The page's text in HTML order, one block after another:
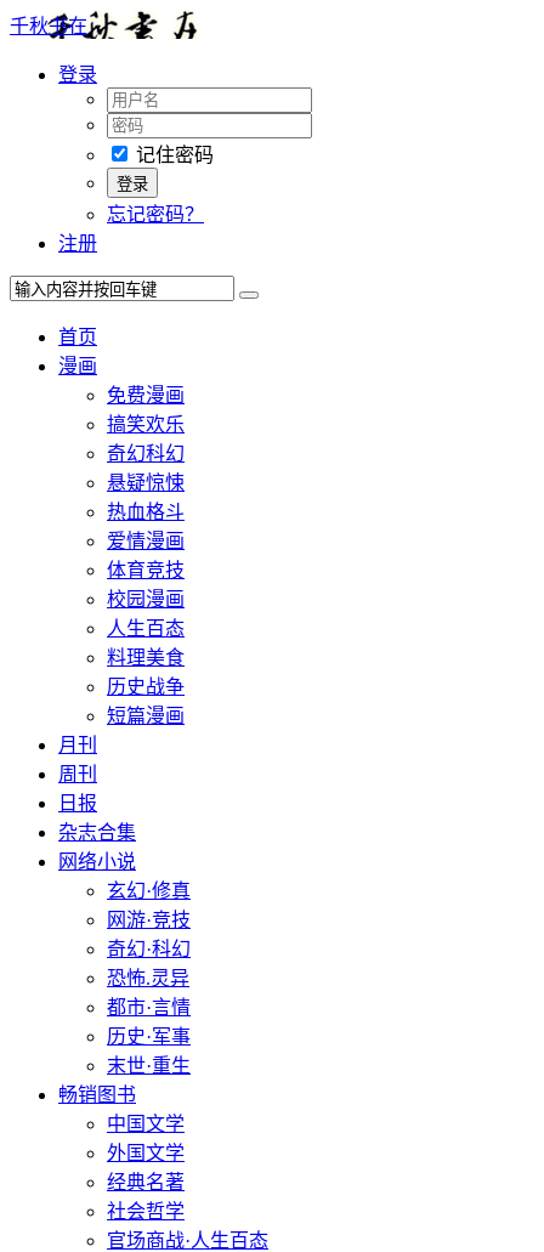
千秋书在
登录
记住密码
忘记密码？
注册
首页
漫画
免费漫画
搞笑欢乐
奇幻科幻
悬疑惊悚
热血格斗
爱情漫画
体育竞技
校园漫画
人生百态
料理美食
历史战争
短篇漫画
月刊
周刊
日报
杂志合集
网络小说
玄幻·修真
网游·竞技
奇幻·科幻
恐怖.灵异
都市·言情
历史·军事
末世·重生
畅销图书
中国文学
外国文学
经典名著
社会哲学
官场商战·人生百态